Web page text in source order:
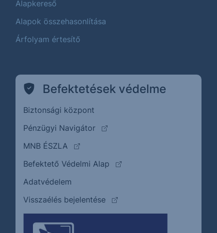
Alapkereső
Alapok összehasonlítása
Árfolyam értesítő
Befektetések védelme
Biztonsági központ
Pénzügyi Navigátor
(külső oldalra ugrik)
MNB ÉSZLA
(külső oldalra ugrik)
Befektető Védelmi Alap
(külső oldalra ugrik)
Adatvédelem
Visszaélés bejelentése
(külső oldalra ugrik)